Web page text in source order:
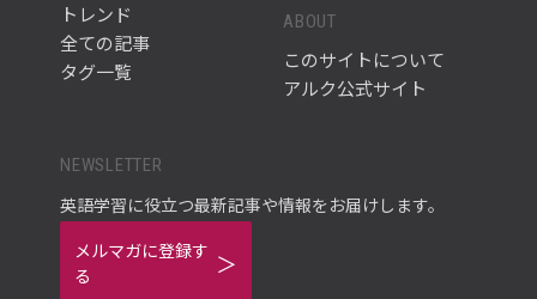
トレンド
全ての記事
タグ一覧
ABOUT
このサイトについて
アルク公式サイト
NEWSLETTER
英語学習に役立つ最新記事や情報をお届けします。
メルマガに登録す
る